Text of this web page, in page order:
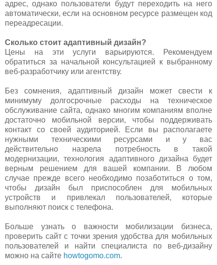
адрес, однако пользователи будут переходить на него
автоматически, если на основном ресурсе размещен код
переадресации.
Сколько стоит адаптивный дизайн?
Цены на эти услуги варьируются. Рекомендуем
обратиться за начальной консультацией к выбранному
веб-разработчику или агентству.
Без сомнения, адаптивный дизайн может свести к
минимуму долгосрочные расходы на техническое
обслуживание сайта, однако многим компаниям вполне
достаточно мобильной версии, чтобы поддерживать
контакт со своей аудиторией. Если вы располагаете
нужными техническими ресурсами и у вас
действительно назрела потребность в такой
модернизации, технология адаптивного дизайна будет
верным решением для вашей компании. В любом
случае прежде всего необходимо позаботиться о том,
чтобы дизайн был приспособлен для мобильных
устройств и привлекал пользователей, которые
выполняют поиск с телефона.
Больше узнать о важности мобилизации бизнеса,
проверить сайт с точки зрения удобства для мобильных
пользователей и найти специалиста по веб-дизайну
можно на сайте howtogomo.com.